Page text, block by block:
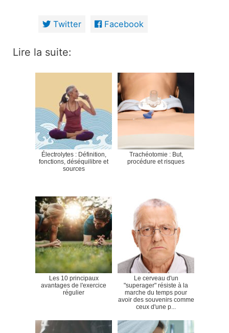
Twitter Facebook
Lire la suite:
Électrolytes : Définition,
fonctions, déséquilibre et
sources
Trachéotomie : But,
procédure et risques
Les 10 principaux
avantages de l'exercice
régulier
Le cerveau d'un
"superager" résiste à la
marche du temps pour
avoir des souvenirs comme
ceux d'une p...